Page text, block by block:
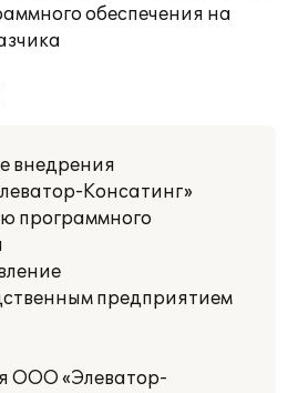
обеспечения на
внедрения
Консатинг»
программного
предприятием
ООО «Элеватор-